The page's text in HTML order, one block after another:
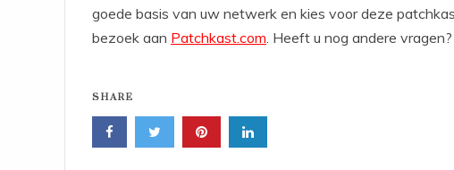
goede basis van uw netwerk en kies voor deze
bezoek aan Patchkast.com. Heeft u nog andere
SHARE